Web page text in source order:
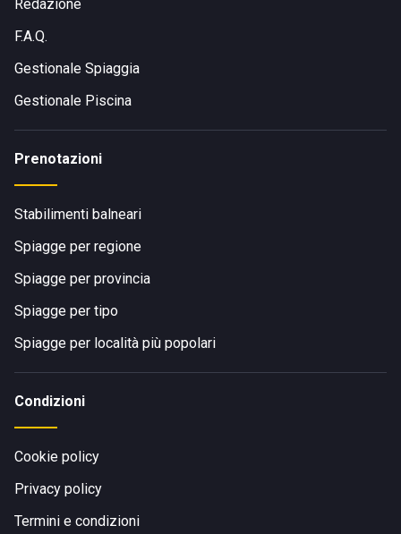
Redazione
F.A.Q.
Gestionale Spiaggia
Gestionale Piscina
Prenotazioni
Stabilimenti balneari
Spiagge per regione
Spiagge per provincia
Spiagge per tipo
Spiagge per località più popolari
Condizioni
Cookie policy
Privacy policy
Termini e condizioni